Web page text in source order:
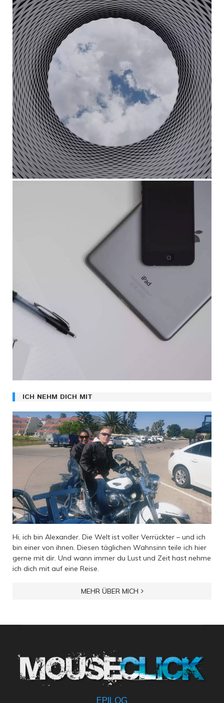
ICH NEHM DICH MIT
Hi, ich bin Alexander. Die Welt ist voller Verrückter – und ich
bin einer von ihnen. Diesen täglichen Wahnsinn teile ich hier
gerne mit dir. Und wann immer du Lust und Zeit hast nehme
ich dich mit auf eine Reise.
MEHR ÜBER MICH